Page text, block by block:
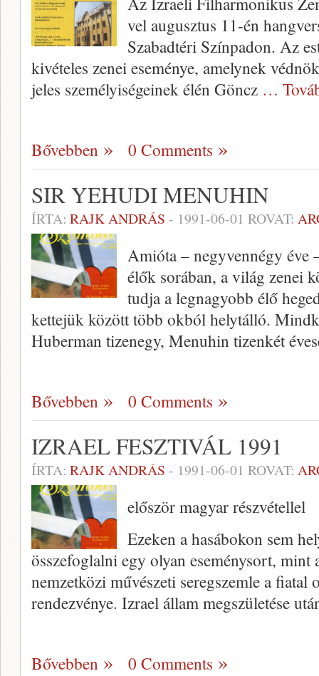
vel augusztus 11-én
Szabadtéri Színpadon. Az
kivételes zenei eseménye, amelynek
jeles személyiségeinek élén Göncz …
Bővebben 0 Comments
SIR YEHUDI MENUHIN
ÍRTA: RAJK ANDRÁS - 1991-06-01 ROVAT:
Amióta – negyvennégy éve
élők sorában, a világ zenei
tudja a legnagyobb élő
kettejük között több okból helytálló.
Huberman tizenegy, Menuhin tizenkét
Bővebben 0 Comments
IZRAEL FESZTIVÁL 1991
ÍRTA: RAJK ANDRÁS - 1991-06-01 ROVAT:
először magyar részvétellel
Ezeken a hasábokon sem
összefoglalni egy olyan eseménysort, mint
nemzetközi művészeti seregszemle a fiatal
rendezvénye. Izrael állam megszületése
Bővebben 0 Comments